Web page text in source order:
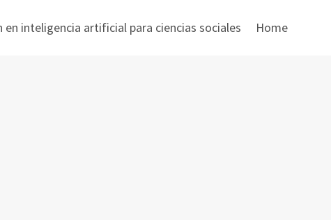
en inteligencia artificial para ciencias sociales Home